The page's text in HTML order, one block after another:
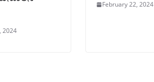
2024
February 22, 2024